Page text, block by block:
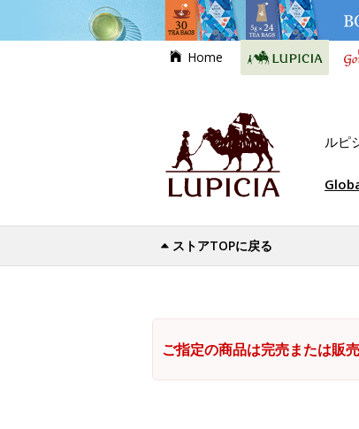
Home
ルピ
ストアTOPに戻る
ご指定の商品は完売または販